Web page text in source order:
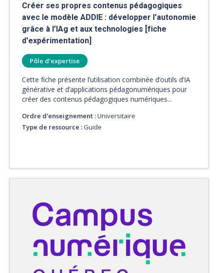
Créer ses propres contenus pédagogiques
avec le modèle ADDIE : développer l’autonomie
grâce à l’IAg et aux technologies [fiche
d'expérimentation]
Pôle d’expertise
Cette fiche présente l’utilisation combinée d’outils d’IA
générative et d’applications pédagonumériques pour
créer des contenus pédagogiques numériques...
Ordre d'enseignement :Universitaire
Type de ressource :Guide